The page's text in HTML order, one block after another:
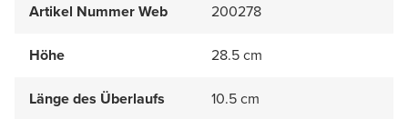
Artikel Nummer Web
200278
Höhe 28.5 cm
Länge des Überlaufs 10.5 cm